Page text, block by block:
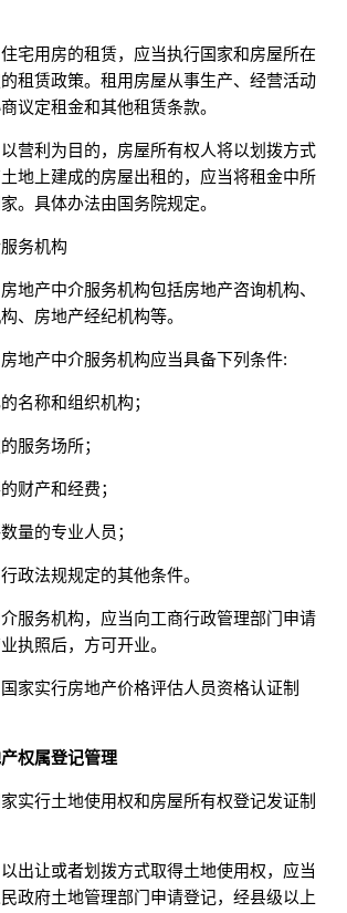
宅用房的租赁，应当执行国家和房屋所在
租赁政策。租用房屋从事生产、经营活动
议定租金和其他租赁条款。
营利为目的，房屋所有权人将以划拨方式
地上建成的房屋出租的，应当将租金中所
。具体办法由国务院规定。
务机构
地产中介服务机构包括房地产咨询机构、
、房地产经纪机构等。
地产中介服务机构应当具备下列条件:
名称和组织机构；
服务场所；
财产和经费；
量的专业人员；
政法规规定的其他条件。
服务机构，应当向工商行政管理部门申请
执照后，方可开业。
家实行房地产价格评估人员资格认证制
权属登记管理
实行土地使用权和房屋所有权登记发证制
出让或者划拨方式取得土地使用权，应当
政府土地管理部门申请登记，经县级以上